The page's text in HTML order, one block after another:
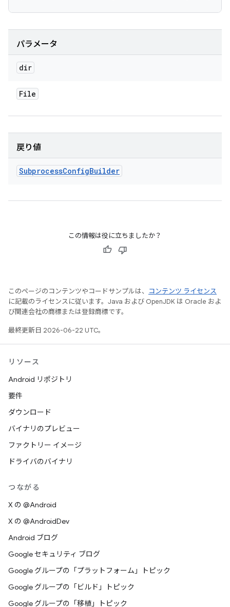
パラメータ
dir
File
戻り値
SubprocessConfigBuilder
この情報は役に立ちましたか？
このページのコンテンツやコードサンプルは、
コンテンツ ライセンス
に記載のライセンスに従います。Java および OpenJDK は Oracle およ
び関連会社の商標または登録商標です。
最終更新日 2026-06-22 UTC。
リソース
Android リポジトリ
要件
ダウンロード
バイナリのプレビュー
ファクトリー イメージ
ドライバのバイナリ
つながる
X の @Android
X の @AndroidDev
Android ブログ
Google セキュリティ ブログ
Google グループの「プラットフォーム」トピック
Google グループの「ビルド」トピック
Google グループの「移植」トピック